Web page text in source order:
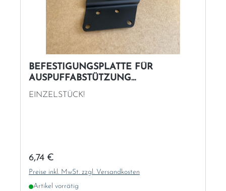
BEFESTIGUNGSPLATTE FÜR
AUSPUFFABSTÜTZUNG
"GEBRAUCHTTEIL"
EINZELSTÜCK!
Regulärer Preis:
6,74 €
Preise inkl. MwSt. zzgl. Versandkosten
Artikel vorrätig